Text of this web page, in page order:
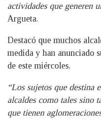
actividades que generen
Argueta.
Destacó que muchos
medida y han anunciado
de este miércoles.
“Los sujetos que destina
alcaldes como tales sino
que tienen